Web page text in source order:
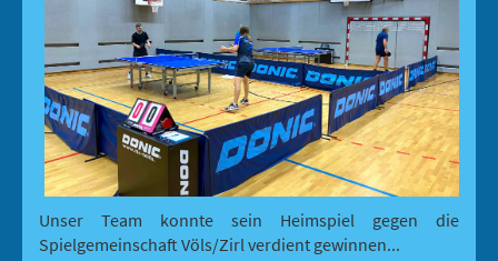
Unser Team konnte sein Heimspiel gegen die
Spielgemeinschaft Völs/Zirl verdient gewinnen...